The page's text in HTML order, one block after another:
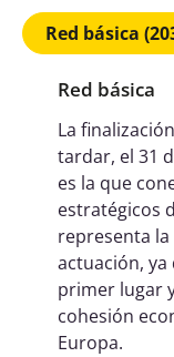
Red básica
Red básica
La
tardar, el 31
es la que
estratégicos
representa
actuación,
primer lugar
cohesión
Europa.